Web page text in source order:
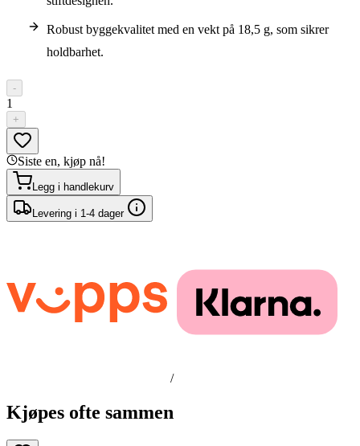
Robust byggekvalitet med en vekt på 18,5 g, som sikrer
holdbarhet.
-
1
+
Siste en, kjøp nå!
Legg i handlekurv
Levering i 1-4 dager
/
Kjøpes ofte sammen